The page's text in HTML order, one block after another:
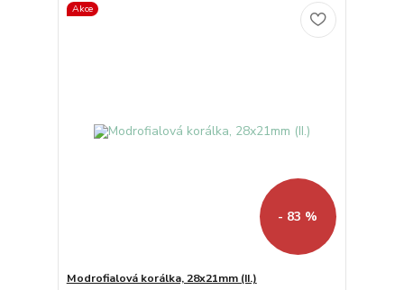
Akce
- 83 %
Modrofialová korálka, 28x21mm (II.)